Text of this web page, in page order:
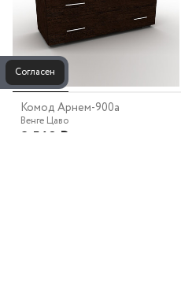
Согласен
Комод Арнем-900a
Венге Цаво
8 549 ₽